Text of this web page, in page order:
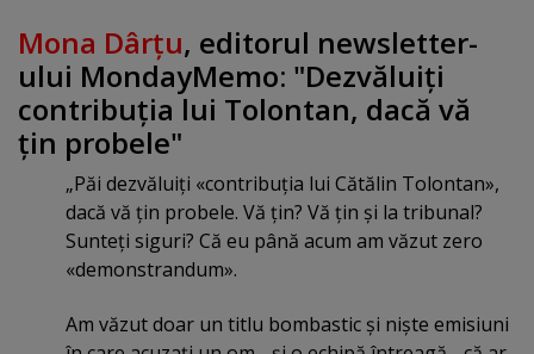
Mona Dârţu, editorul newsletter-
ului MondayMemo: "Dezvăluiţi
contribuţia lui Tolontan, dacă vă
ţin probele"
„Păi dezvăluiţi «contribuţia lui Cătălin Tolontan»,
dacă vă ţin probele. Vă ţin? Vă ţin şi la tribunal?
Sunteţi siguri? Că eu până acum am văzut zero
«demonstrandum».
Am văzut doar un titlu bombastic şi nişte emisiuni